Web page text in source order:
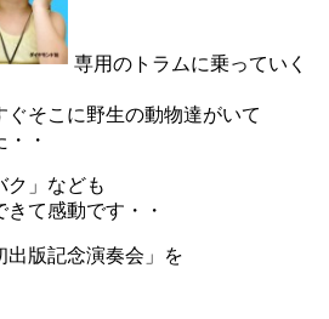
専用のトラムに乗っていく
ぐそこに野生の動物達がいて
・
ク」なども
て感動です・・
出版記念演奏会」を